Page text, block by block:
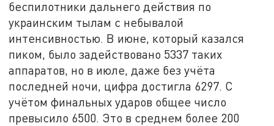
беспилотники дальнего действия по
украинским тылам с небывалой
интенсивностью. В июне, который казался
пиком, было задействовано 5337 таких
аппаратов, но в июле, даже без учёта
последней ночи, цифра достигла 6297. С
учётом финальных ударов общее число
превысило 6500. Это в среднем более 200